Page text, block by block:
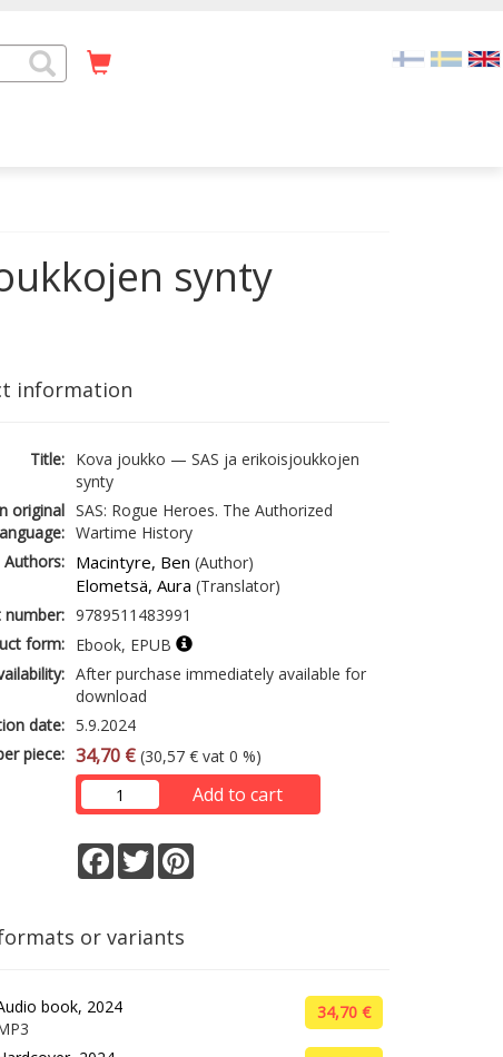
synty
information
Title: Kova joukko — SAS ja erikoisjoukkojen
synty
original SAS: Rogue Heroes. The Authorized
Wartime History
Authors: Macintyre, Ben (Author)
Elometsä, Aura (Translator)
number: 9789511483991
form: Ebook, EPUB
After purchase immediately available for
download
date: 5.9.2024
piece: 34,70 € (30,57 € vat 0 %)
Add to cart
Facebook
Twitter
or variants
book, 2024
34,70 €